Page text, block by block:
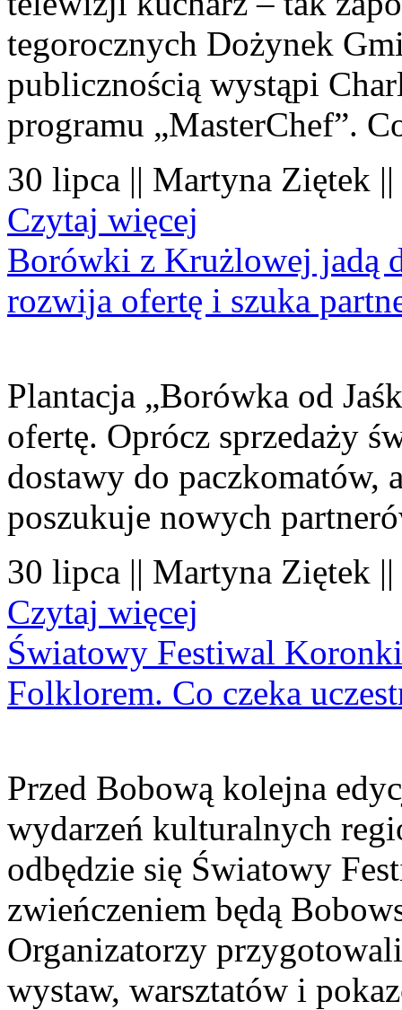
tegorocznych Dożynek
publicznością wystąpi
programu „MasterChef”.
30 lipca || Martyna Ziętek
Czytaj więcej
Borówki z Krużlowej jadą
rozwija ofertę i szuka
Plantacja „Borówka od
ofertę. Oprócz sprzedaży
dostawy do paczkomatów,
poszukuje nowych
30 lipca || Martyna Ziętek
Czytaj więcej
Światowy Festiwal
Folklorem. Co czeka
Przed Bobową kolejna
wydarzeń kulturalnych
odbędzie się Światowy
zwieńczeniem będą
Organizatorzy
wystaw, warsztatów i